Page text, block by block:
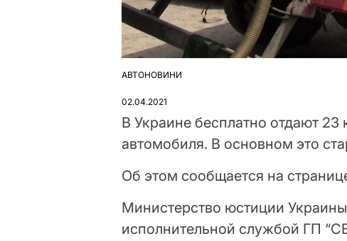
ОПУБЛІКУВАТИ
АВТОНОВИНИ
02.04.2021
В Украине бесплатно отдают
автомобиля. В основном это
Об этом сообщается на
Министерство юстиции
исполнительной службой ГП